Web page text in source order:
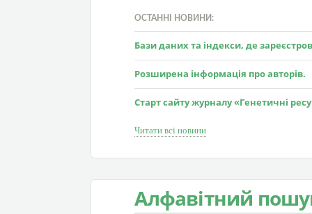
ОСТАННІ НОВИНИ:
Бази даних та індекси, де
Розширена інформація про авторів.
Старт сайту журналу «Генетичні
Читати всі новини
Алфавітний